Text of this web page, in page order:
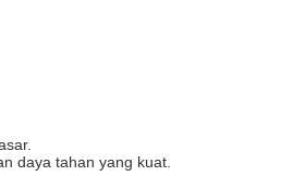
daya tahan yang kuat.